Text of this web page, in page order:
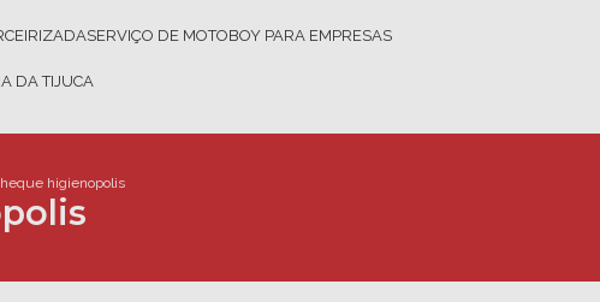
SERVIÇO DE MOTOBOY PARA EMPRESAS
DA TIJUCA
higienopolis